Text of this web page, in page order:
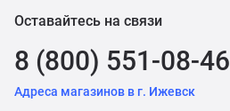
Оставайтесь на связи
8 (800) 551-08-46
Адреса магазинов в г. Ижевск